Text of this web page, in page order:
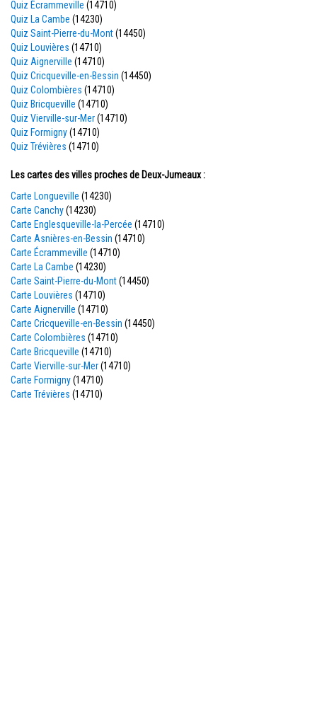
Quiz Écrammeville (14710)
Quiz La Cambe (14230)
Quiz Saint-Pierre-du-Mont(14450)
Quiz Louvières (14710)
Quiz Aignerville (14710)
Quiz Cricqueville-en-Bessin (14450)
Quiz Colombières (14710)
Quiz Bricqueville (14710)
Quiz Vierville-sur-Mer(14710)
Quiz Formigny(14710)
Quiz Trévières (14710)
Les cartes des villes proches de Deux-Jumeaux :
Carte Longueville (14230)
Carte Canchy(14230)
Carte Englesqueville-la-Percée (14710)
Carte Asnières-en-Bessin (14710)
Carte Écrammeville (14710)
Carte La Cambe (14230)
Carte Saint-Pierre-du-Mont(14450)
Carte Louvières (14710)
Carte Aignerville (14710)
Carte Cricqueville-en-Bessin (14450)
Carte Colombières (14710)
Carte Bricqueville (14710)
Carte Vierville-sur-Mer(14710)
Carte Formigny(14710)
Carte Trévières (14710)